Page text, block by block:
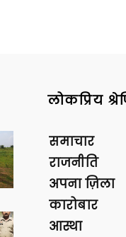
लोकप्रिय
समाचार
राजनीति
अपना ज़िला
कारोबार
आस्था